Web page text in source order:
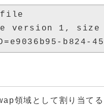
version 1, size
領域として割り当て